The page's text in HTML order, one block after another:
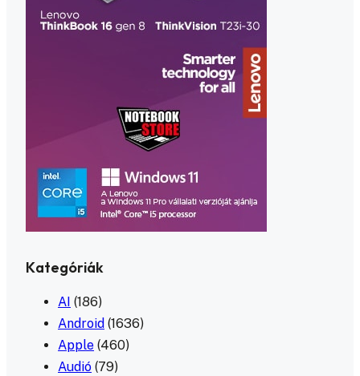
Kategóriák
AI (186)
Android (1636)
Apple (460)
Audió (79)